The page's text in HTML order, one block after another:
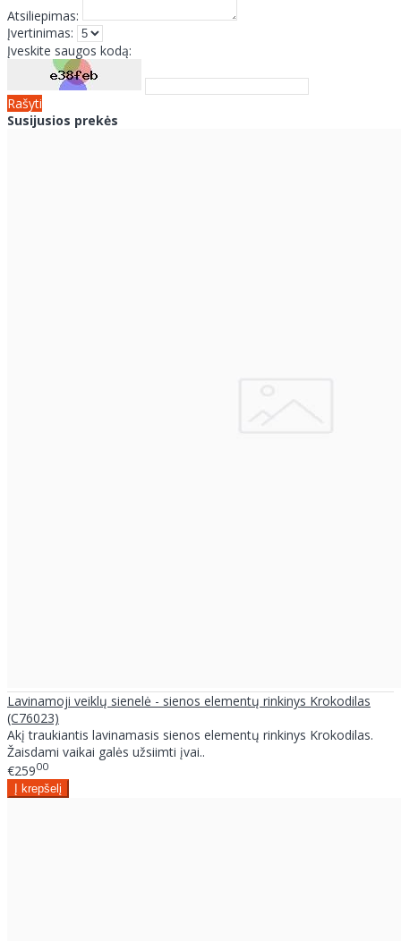
Atsiliepimas:
Įvertinimas:
Įveskite saugos kodą:
Rašyti
Susijusios prekės
Lavinamoji veiklų sienelė - sienos elementų rinkinys Krokodilas
(C76023)
Akį traukiantis lavinamasis sienos elementų rinkinys Krokodilas.
Žaisdami vaikai galės užsiimti įvai..
€25900